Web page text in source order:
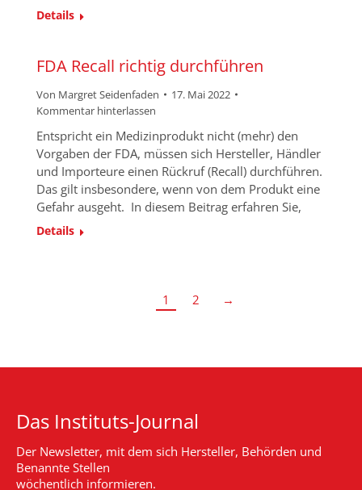
Details
FDA Recall richtig durchführen
Von Margret Seidenfaden
17. Mai 2022
Kommentar hinterlassen
Entspricht ein Medizinprodukt nicht (mehr) den
Vorgaben der FDA, müssen sich Hersteller, Händler
und Importeure einen Rückruf (Recall) durchführen.
Das gilt insbesondere, wenn von dem Produkt eine
Gefahr ausgeht. In diesem Beitrag erfahren Sie,
Details
1 2 →
Das Instituts-Journal
Der Newsletter, mit dem sich Hersteller, Behörden und
Benannte Stellen
wöchentlich informieren.